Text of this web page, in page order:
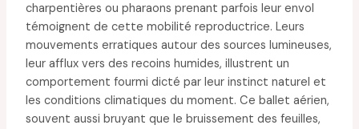
charpentières ou pharaons prenant parfois leur envol
témoignent de cette mobilité reproductrice. Leurs
mouvements erratiques autour des sources lumineuses,
leur afflux vers des recoins humides, illustrent un
comportement fourmi dicté par leur instinct naturel et
les conditions climatiques du moment. Ce ballet aérien,
souvent aussi bruyant que le bruissement des feuilles,